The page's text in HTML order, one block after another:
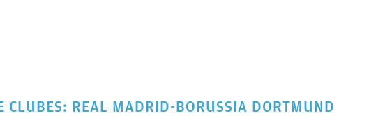
CLUBES: REAL MADRID-BORUSSIA DORTMUND